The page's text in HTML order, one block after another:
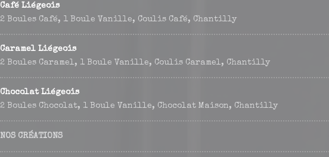
Café Liégeois
2 Boules Café, 1 Boule Vanille, Coulis Café, Chantilly
Caramel Liégeois
2 Boules Caramel, 1 Boule Vanille, Coulis Caramel, Chantilly
Chocolat Liégeois
2 Boules Chocolat, 1 Boule Vanille, Chocolat Maison, Chantilly
NOS CRÉATIONS